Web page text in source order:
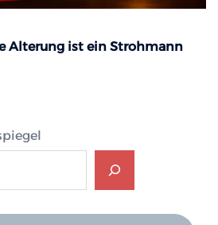
Alterung ist ein Strohmann